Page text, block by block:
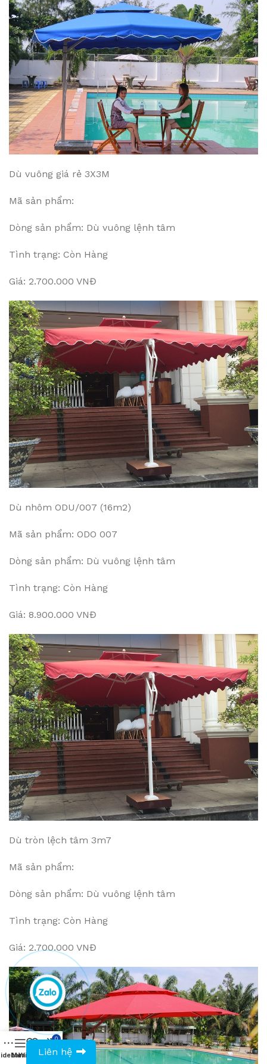
Dù vuông giá rẻ 3X3M
Mã sản phẩm:
Dòng sản phẩm: Dù vuông lệnh tâm
Tình trạng: Còn Hàng
Giá: 2.700.000 VNĐ
Dù nhôm ODU/007 (16m2)
Mã sản phẩm: ODO 007
Dòng sản phẩm: Dù vuông lệnh tâm
Tình trạng: Còn Hàng
Giá: 8.900.000 VNĐ
Dù tròn lệch tâm 3m7
Mã sản phẩm:
Dòng sản phẩm: Dù vuông lệnh tâm
Tình trạng: Còn Hàng
Giá: 2.700.000 VNĐ
MenuWishlistCompare
0
Cart
Liên hệ
0943594386